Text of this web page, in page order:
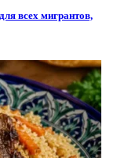
всех мигрантов,